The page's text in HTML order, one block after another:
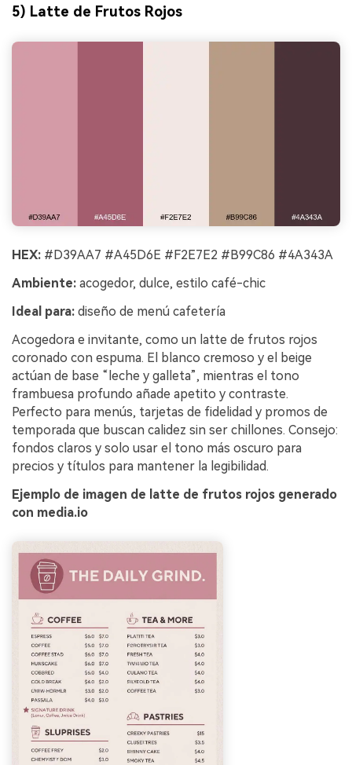
5) Latte de Frutos Rojos
HEX: #D39AA7 #A45D6E #F2E7E2 #B99C86 #4A343A
Ambiente: acogedor, dulce, estilo café-chic
Ideal para: diseño de menú cafetería
Acogedora e invitante, como un latte de frutos rojos
coronado con espuma. El blanco cremoso y el beige
actúan de base “leche y galleta”, mientras el tono
frambuesa profundo añade apetito y contraste.
Perfecto para menús, tarjetas de fidelidad y promos de
temporada que buscan calidez sin ser chillones. Consejo:
fondos claros y solo usar el tono más oscuro para
precios y títulos para mantener la legibilidad.
Ejemplo de imagen de latte de frutos rojos generado
con media.io